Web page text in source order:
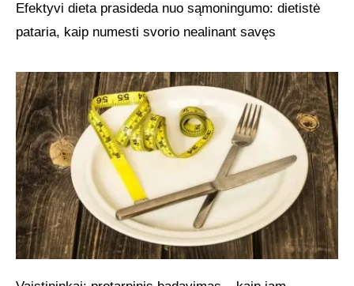
Efektyvi dieta prasideda nuo sąmoningumo: dietistė
pataria, kaip numesti svorio nealinant savęs